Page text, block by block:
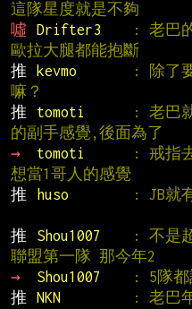
這隊星度就是不夠
噓
Drifter3
: 老巴
歐拉大腿都能抱斷
推
kevmo
: 除了
嘛？
推
tomoti
: 老巴
的副手感覺,後面為了
→
tomoti
: 戒指
想當1哥人的感覺
推
huso
: JB就
推
Shou1007
: 不是
聯盟第一隊 那今年2
→
Shou1007 : 5隊
推
NKN
: 老巴